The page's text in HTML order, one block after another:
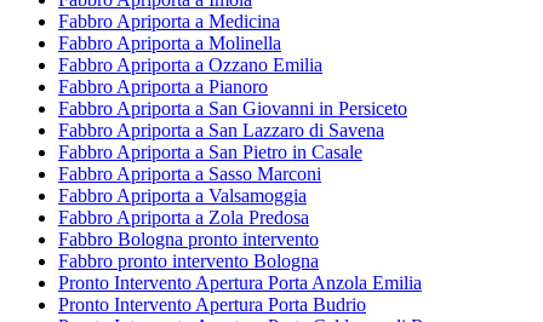
Fabbro Apriporta a Medicina
Fabbro Apriporta a Molinella
Fabbro Apriporta a Ozzano Emilia
Fabbro Apriporta a Pianoro
Fabbro Apriporta a San Giovanni in Persiceto
Fabbro Apriporta a San Lazzaro di Savena
Fabbro Apriporta a San Pietro in Casale
Fabbro Apriporta a Sasso Marconi
Fabbro Apriporta a Valsamoggia
Fabbro Apriporta a Zola Predosa
Fabbro Bologna pronto intervento
Fabbro pronto intervento Bologna
Pronto Intervento Apertura Porta Anzola Emilia
Pronto Intervento Apertura Porta Budrio